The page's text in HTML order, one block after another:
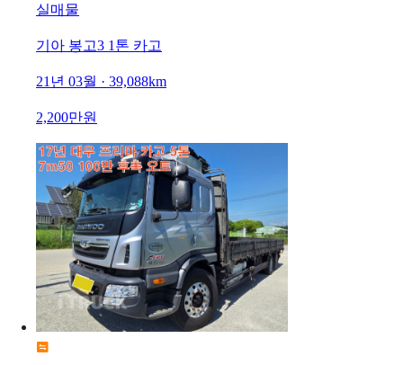
실매물
기아 봉고3 1톤 카고
21년 03월 · 39,088km
2,200만원